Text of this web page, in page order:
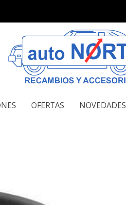
OFERTAS NOVEDADES